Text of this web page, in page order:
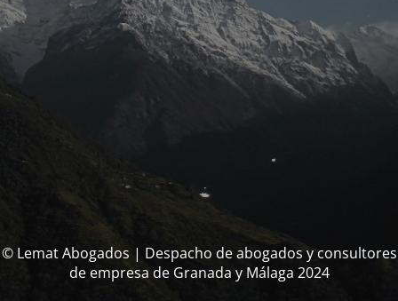
© Lemat Abogados | Despacho de abogados y consultores
de empresa de Granada y Málaga 2024